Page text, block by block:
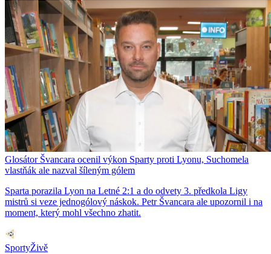
Glosátor Švancara ocenil výkon Sparty proti Lyonu, Suchomela
vlastňák ale nazval šíleným gólem
Sparta porazila Lyon na Letné 2:1 a do odvety 3. předkola Ligy
mistrů si veze jednogólový náskok. Petr Švancara ale upozornil i na
moment, který mohl všechno zhatit.
SportyŽivě